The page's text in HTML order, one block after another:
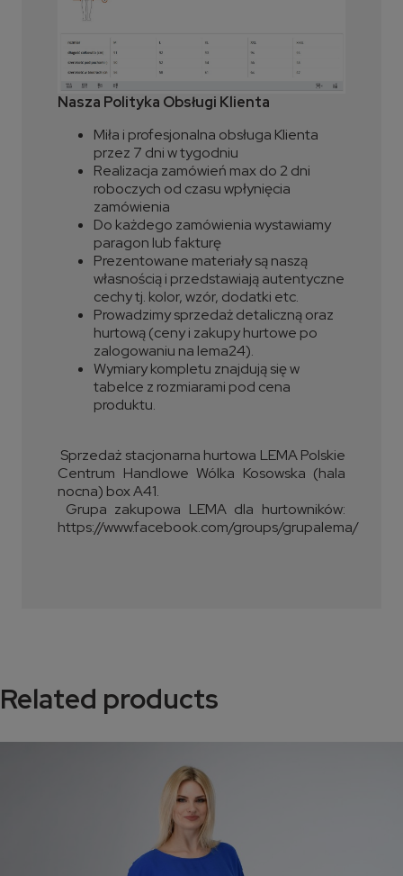
Nasza Polityka Obsługi Klienta
Miła i profesjonalna obsługa Klienta
przez 7 dni w tygodniu
Realizacja zamówień max do 2 dni
roboczych od czasu wpłynięcia
zamówienia
Do każdego zamówienia wystawiamy
paragon lub fakturę
Prezentowane materiały są naszą
własnością i przedstawiają autentyczne
cechy tj. kolor, wzór, dodatki etc.
Prowadzimy sprzedaż detaliczną oraz
hurtową (ceny i zakupy hurtowe po
zalogowaniu na lema24).
Wymiary kompletu znajdują się w
tabelce z rozmiarami pod cena
produktu.
Sprzedaż stacjonarna hurtowa LEMA Polskie
Centrum Handlowe Wólka Kosowska (hala
nocna) box A41.
Grupa zakupowa LEMA dla hurtowników:
https://www.facebook.com/groups/grupalema/
Related products